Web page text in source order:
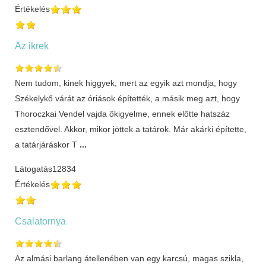
Értékelés
Az ikrek
Nem tudom, kinek higgyek, mert az egyik azt mondja, hogy
Székelykő várát az óriások építették, a másik meg azt, hogy
Thoroczkai Vendel vajda őkigyelme, ennek előtte hatszáz
esztendővel. Akkor, mikor jöttek a tatárok. Már akárki építette,
a tatárjáráskor T ...
Látogatás12834
Értékelés
Csalatornya
Az almási barlang átellenében van egy karcsú, magas szikla,